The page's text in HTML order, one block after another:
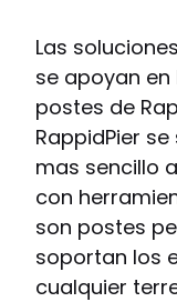
Las
se apoyan
postes de
RappidPier
mas sencillo
con
son postes
soportan los
cualquier